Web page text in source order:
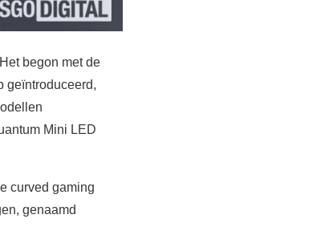
begon met de
geïntroduceerd,
Mini LED
curved gaming
genaamd